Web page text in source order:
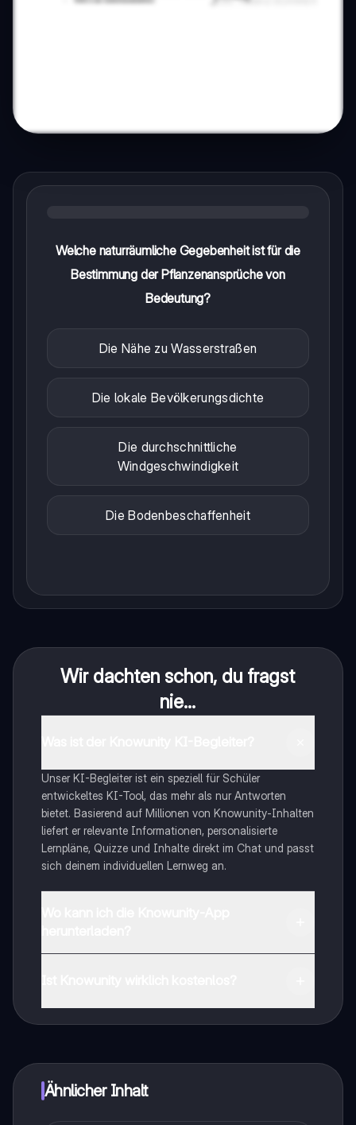
Welche naturräumliche Gegebenheit ist für die
Bestimmung der Pflanzenansprüche von
Bedeutung?
Die Nähe zu Wasserstraßen
Die lokale Bevölkerungsdichte
Die durchschnittliche
Windgeschwindigkeit
Die Bodenbeschaffenheit
Wir dachten schon, du fragst
nie...
Unser KI-Begleiter ist ein speziell für Schüler
entwickeltes KI-Tool, das mehr als nur Antworten
bietet. Basierend auf Millionen von Knowunity-Inhalten
liefert er relevante Informationen, personalisierte
Lernpläne, Quizze und Inhalte direkt im Chat und passt
sich deinem individuellen Lernweg an.
Ähnlicher Inhalt